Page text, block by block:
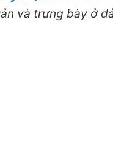
và trưng bày